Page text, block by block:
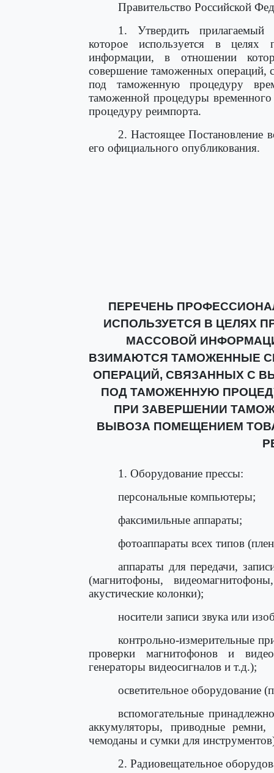
Правительство Российской
1. Утвердить прилагаемый
которое используется в целях
информации, в отношении
совершение таможенных операций,
под таможенную процедуру
таможенной процедуры
процедуру реимпорта.
2. Настоящее Постановление
его официального опубликования.
ПЕРЕЧЕНЬ
ИСПОЛЬЗУЕТСЯ В ЦЕЛЯХ
МАССОВОЙ
ВЗИМАЮТСЯ ТАМОЖЕННЫЕ
ОПЕРАЦИЙ, СВЯЗАННЫХ С
ПОД ТАМОЖЕННУЮ
ПРИ ЗАВЕРШЕНИИ
ВЫВОЗА ПОМЕЩЕНИЕМ
1. Оборудование прессы:
персональные компьютеры;
факсимильные аппараты;
фотоаппараты всех типов
аппараты для передачи,
(магнитофоны,
акустические колонки);
носители записи звука или
контрольно-измерительные
проверки магнитофонов и
генераторы видеосигналов и т.д.);
осветительное оборудование
вспомогательные
аккумуляторы, приводные ремни,
чемоданы и сумки для
2. Радиовещательное